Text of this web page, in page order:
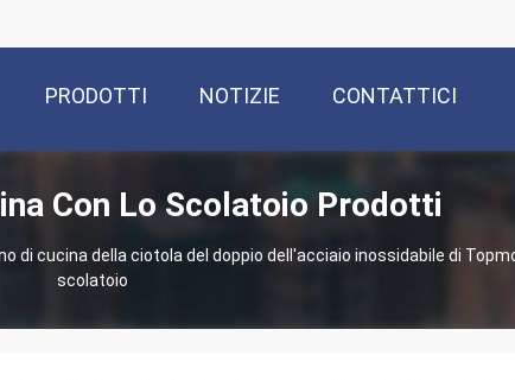
PRODOTTI NOTIZIE CONTATTICI
Con Lo Scolatoio Prodotti
di cucina della ciotola del doppio dell'acciaio inossidabile di
scolatoio